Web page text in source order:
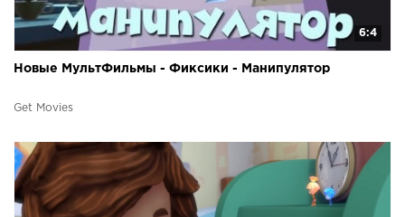
6:4
Новые МультФильмы - Фиксики - Манипулятор
Get Movies